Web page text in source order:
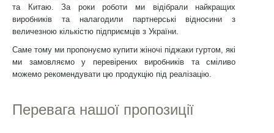
та Китаю. За роки роботи ми відібрали найкращих
виробників та налагодили партнерські відносини з
величезною кількістю підприємців з України.
Саме тому ми пропонуємо купити жіночі піджаки гуртом, які
ми замовляємо у перевірених виробників та сміливо
можемо рекомендувати цю продукцію під реалізацію.
Перевага нашої пропозиції